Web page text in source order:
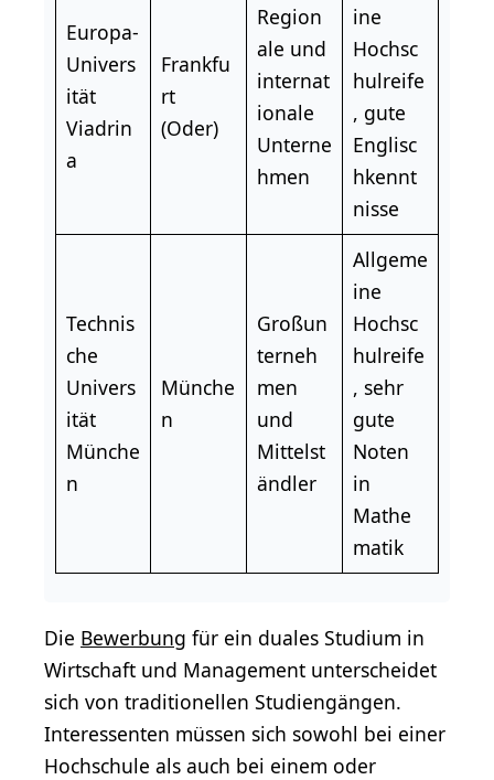
Europa-
Univers
ität
Viadrin
a
Frankfu
rt
(Oder)
Region
ale und
internat
ionale
Unterne
hmen
ine
Hochsc
hulreife
, gute
Englisc
hkennt
nisse
Technis
che
Univers
ität
Münche
n
Münche
n
Großun
terneh
men
und
Mittelst
ändler
Allgeme
ine
Hochsc
hulreife
, sehr
gute
Noten
in
Mathe
matik
Die Bewerbung für ein duales Studium in
Wirtschaft und Management unterscheidet
sich von traditionellen Studiengängen.
Interessenten müssen sich sowohl bei einer
Hochschule als auch bei einem oder